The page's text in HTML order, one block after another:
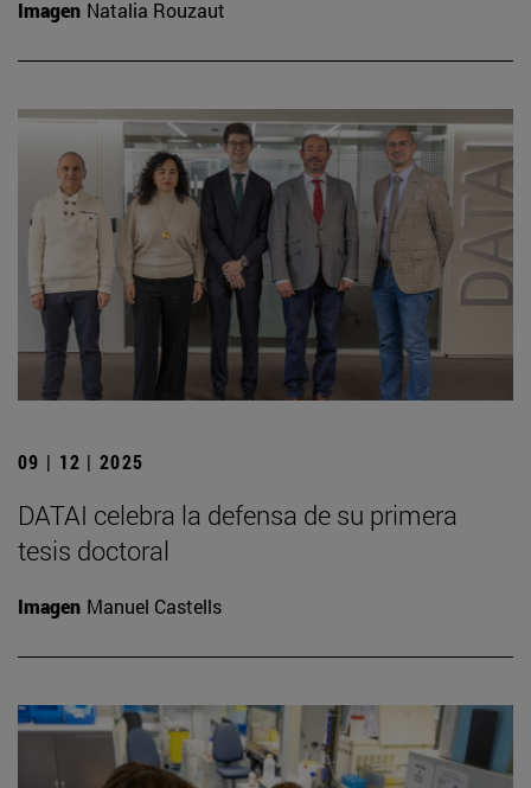
Imagen Natalia Rouzaut
09 | 12 | 2025
DATAI celebra la defensa de su primera
tesis doctoral
Imagen Manuel Castells